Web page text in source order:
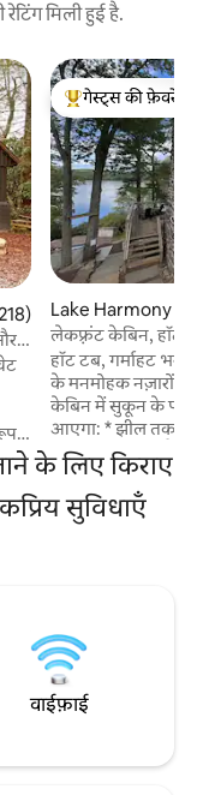
मिली हुई है.
5 में से 4.94, 218 समीक्षाएँ
में
गेस्ट्स का टॉप फ़ेवरेट
गेस्ट्स की फ़ेवरेट
Lake Harmony में
केबिन
लेकफ़्रंट केबिन, हॉट
हॉट टब, गर्माहट भर
के मनमोहक नज़ारों
केबिन में सुकून के पल बिताएँ।
आएगा: * झील तक जाने के लिए सीढ़ियाँ हैं—
कायाक, SUP या
उपलब्ध है * तारों की
टब * लकड़ी जलाने
और तेज़ वाई-फ़ाई *
जगहें जल्दी भर जाती
के लिए किराए
सुविधाएँ
वाईफ़ाई